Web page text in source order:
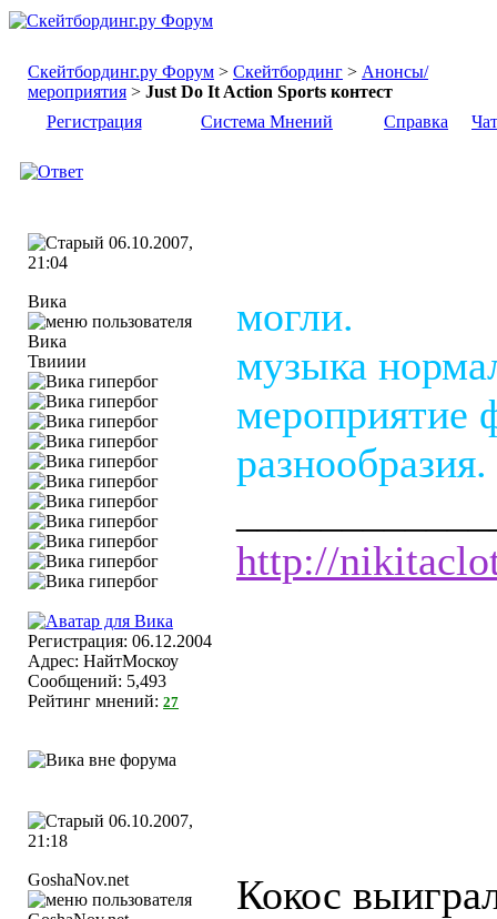
Скейтбординг.ру Форум > Скейтбординг > Анонсы/
мероприятия > Just Do It Action Sports контест
Регистрация
Система Мнений Справка Чат
06.10.2007,
21:04
Вика
Твииии
Регистрация: 06.12.2004
Адрес: НайтМоскоу
Сообщений: 5,493
Рейтинг мнений: 27
могли.
музыка
мероприятие
разнообразия.
http://
06.10.2007,
21:18
GoshaNov.net Кокос